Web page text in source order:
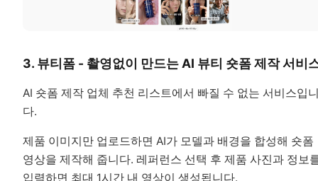
3. 뷰티폼 - 촬영없이 만드는 AI 뷰티 숏폼 제작 서비
AI 숏폼 제작 업체 추천 리스트에서 빠질 수 없는 서비스입
다.
제품 이미지만 업로드하면 AI가 모델과 배경을 합성해 숏폼
영상을 제작해 줍니다. 레퍼런스 선택 후 제품 사진과 정보
입력하면 최대 1시간 내 영상이 생성됩니다.